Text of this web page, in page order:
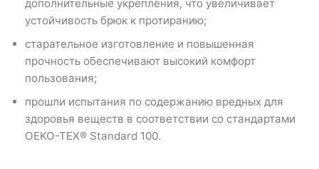
дополнительные укрепления, что увеличивает
устойчивость брюк к протиранию;
старательное изготовление и повышенная
прочность обеспечивают высокий комфорт
пользования;
прошли испытания по содержанию вредных для
здоровья веществ в соответствии со стандартами
OEKO-TEX® Standard 100.